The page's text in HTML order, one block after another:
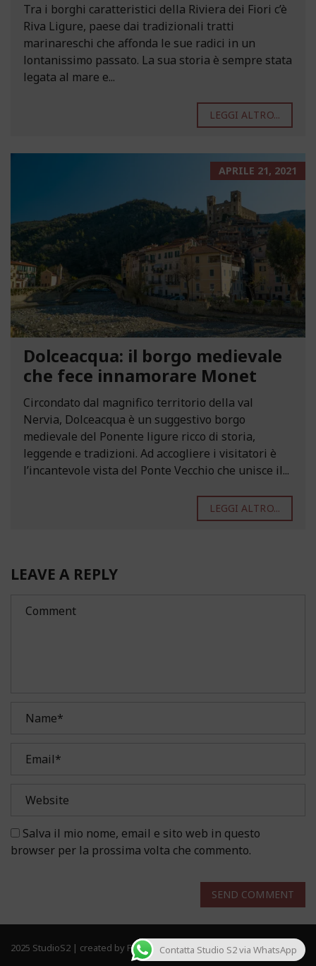
Tra i borghi caratteristici della Riviera dei Fiori c’è
Riva Ligure, paese dai tradizionali tratti
marinareschi che affonda le sue radici in un
lontanissimo passato. La sua storia è sempre stata
legata al mare e...
LEGGI ALTRO...
APRILE 21, 2021
Dolceacqua: il borgo medievale
che fece innamorare Monet
Circondato dal magnifico territorio della val
Nervia, Dolceacqua è un suggestivo borgo
medievale del Ponente ligure ricco di storia,
leggende e tradizioni. Ad accogliere i visitatori è
l’incantevole vista del Ponte Vecchio che unisce il...
LEGGI ALTRO...
LEAVE A REPLY
Salva il mio nome, email e sito web in questo
browser per la prossima volta che commento.
SEND COMMENT
2025 StudioS2 | created by Frau Solutions. All rights reserved.
Contatta Studio S2 via WhatsApp